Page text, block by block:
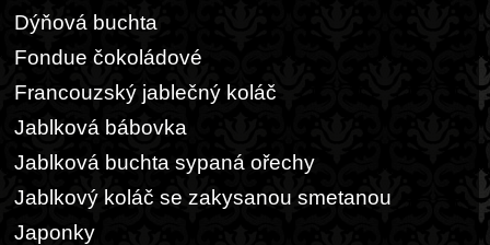
Dýňová buchta
Fondue čokoládové
Francouzský jablečný koláč
Jablková bábovka
Jablková buchta sypaná ořechy
Jablkový koláč se zakysanou smetanou
Japonky